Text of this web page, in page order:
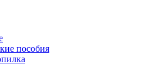
пособия